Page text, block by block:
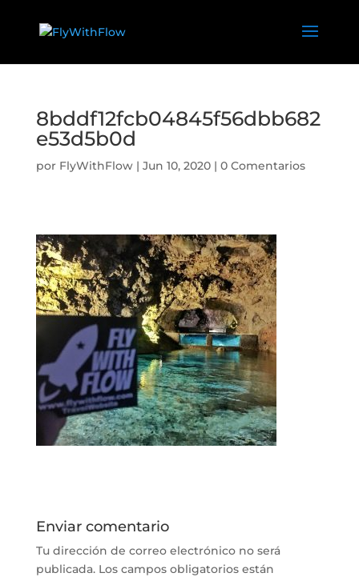
8bddf12fcb04845f56dbb682
e53d5b0d
por FlyWithFlow| Jun 10, 2020| 0 Comentarios
Enviar comentario
Tu dirección de correo electrónico no será
publicada. Los campos obligatorios están